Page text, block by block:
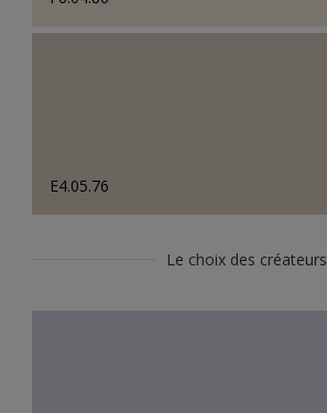
E4.05.76
Le choix des créateurs